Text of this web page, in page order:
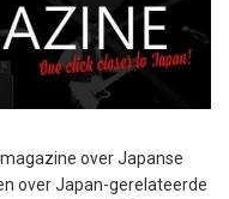
over Japanse
over Japan-gerelateerde